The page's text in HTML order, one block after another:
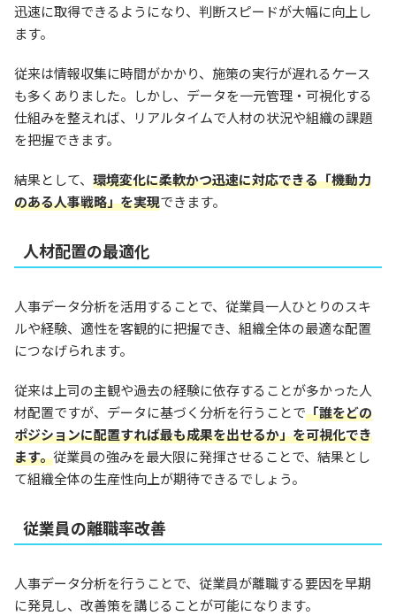
迅速に取得できるようになり、判断スピードが大幅に向上し
ます。
従来は情報収集に時間がかかり、施策の実行が遅れるケース
も多くありました。しかし、データを一元管理・可視化する
仕組みを整えれば、リアルタイムで人材の状況や組織の課題
を把握できます。
結果として、 環境変化に柔軟かつ迅速に対応できる「機動力
のある人事戦略」を実現できます。
人材配置の最適化
人事データ分析を活用することで、従業員一人ひとりのスキ
ルや経験、適性を客観的に把握でき、組織全体の最適な配置
につなげられます。
従来は上司の主観や過去の経験に依存することが多かった人
材配置ですが、データに基づく分析を行うことで「誰をどの
ポジションに配置すれば最も成果を出せるか」を可視化でき
ます。従業員の強みを最大限に発揮させることで、結果とし
て組織全体の生産性向上が期待できるでしょう。
従業員の離職率改善
人事データ分析を行うことで、従業員が離職する要因を早期
に発見し、改善策を講じることが可能になります。